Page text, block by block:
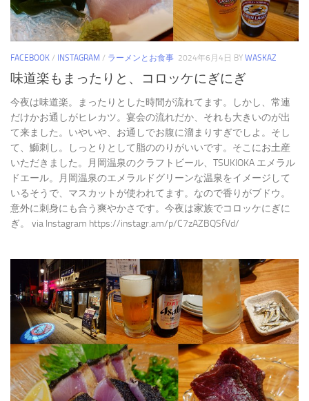
FACEBOOK / INSTAGRAM / ラーメンとお食事 2024年6月4日 BY WASKAZ
味道楽もまったりと、コロッケにぎにぎ
今夜は味道楽。まったりとした時間が流れてます。しかし、常連
だけかお通しがヒレカツ。宴会の流れだか、それも大きいのが出
て来ました。いやいや、お通しでお腹に溜まりすぎでしよ。そし
て、鰤刺し。しっとりとして脂ののりがいいです。そこにお土産
いただきました。月岡温泉のクラフトビール、TSUKIOKA エメラル
ドエール。月岡温泉のエメラルドグリーンな温泉をイメージして
いるそうで、マスカットが使われてます。なので香りがブドウ。
意外に刺身にも合う爽やかさです。今夜は家族でコロッケにぎに
ぎ。 via Instagram https://instagr.am/p/C7zAZBQSfVd/